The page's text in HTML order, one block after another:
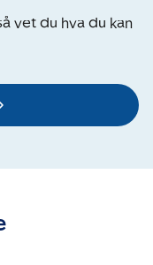
vet du hva du kan